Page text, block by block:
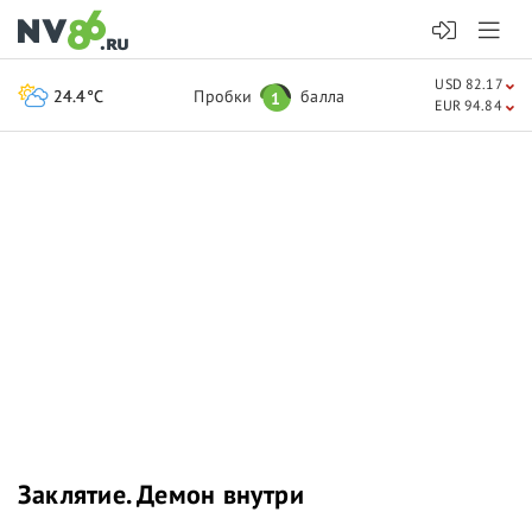
Заклятие. Демон внутри
24.4°C Пробки 1 балла
USD 82.17
EUR 94.84